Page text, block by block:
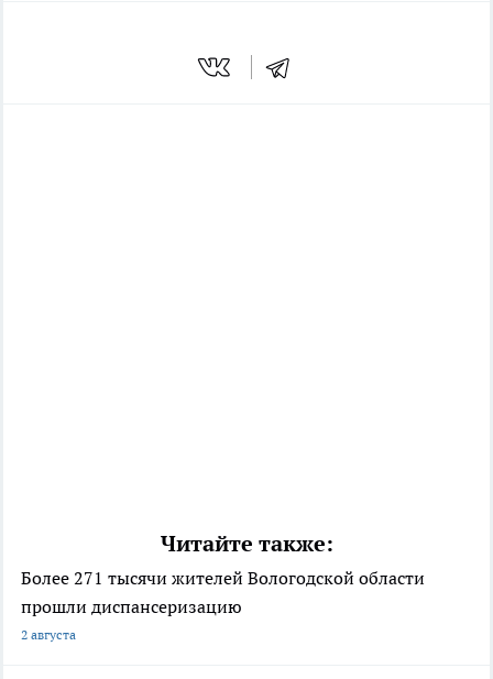
Читайте также:
Более 271 тысячи жителей Вологодской области
прошли диспансеризацию
2 августа